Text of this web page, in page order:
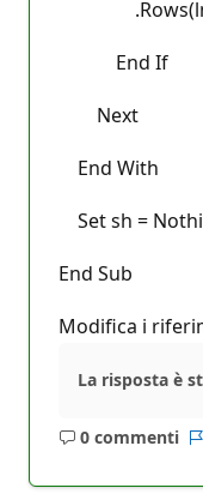
.Rows(lng &
End If
Next
End With
Set sh =
End Sub
Modifica i
La risposta è
0 commenti
Nessun